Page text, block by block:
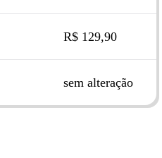
R$ 129,90
sem alteração